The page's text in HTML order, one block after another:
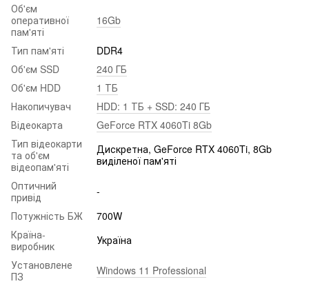
Об'єм
оперативної
пам'яті
16Gb
Тип пам'яті
DDR4
Об'єм SSD
240 ГБ
Об'єм HDD
1 ТБ
Накопичувач
HDD: 1 ТБ + SSD: 240 ГБ
Відеокарта
GeForce RTX 4060Ti 8Gb
Тип відеокарти
та об'єм
відеопам'яті
Дискретна, GeForce RTX 4060Ti, 8Gb
виділеної пам'яті
Оптичний
привід
-
Потужність БЖ
700W
Країна-
виробник
Україна
Установлене
ПЗ
Windows 11 Professional